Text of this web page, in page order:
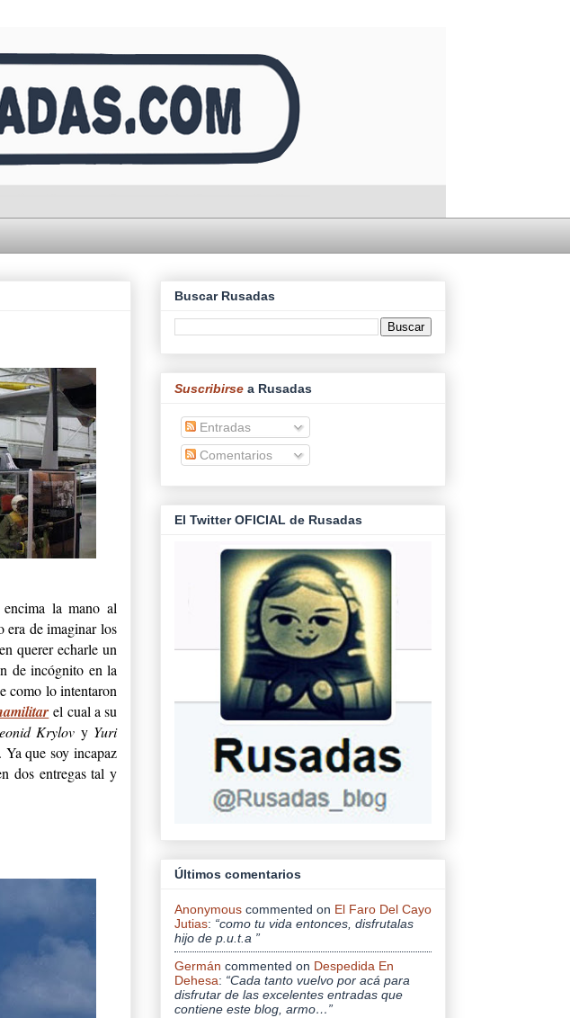
encima la mano al
era de imaginar los
querer echarle un
de incógnito en la
como lo intentaron
el cual a su
Krylov y Yuri
que soy incapaz
dos entregas tal y
Buscar Rusadas
Suscribirse a Rusadas
Entradas
Comentarios
El Twitter OFICIAL de Rusadas
Últimos comentarios
Anonymous commented on El Faro Del Cayo
Jutias: “como tu vida entonces, disfrutalas
hijo de p.u.t.a ”
Germán commented on Despedida En
Dehesa: “Cada tanto vuelvo por acá para
disfrutar de las excelentes entradas que
contiene este blog, armo…”